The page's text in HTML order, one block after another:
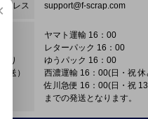
ドレス support@f-scrap.com
り
送）
ヤマト運輸 16：00
レターパック 16：00
ゆうパック 16：00
西濃運輸 16：00(日・祝
佐川急便 16：00(日・祝
までの発送となります。